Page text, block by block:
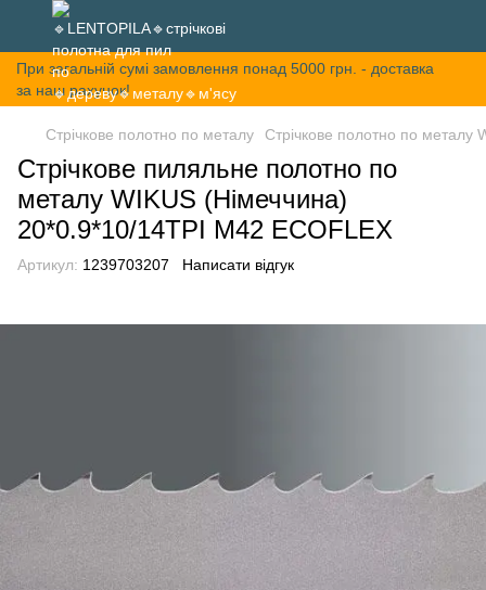
При загальній сумі замовлення понад 5000 грн. - доставка
за наш рахунок!
Стрічкове полотно по металу Стрічкове полотно по металу
Стрічкове пиляльне полотно по
металу WIKUS (Німеччина)
20*0.9*10/14TPI M42 ECOFLEX
Артикул: 1239703207 Написати відгук